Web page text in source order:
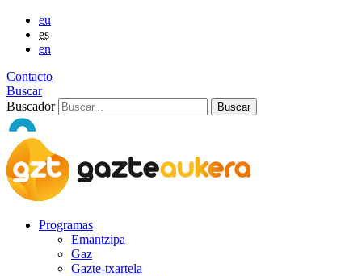
eu
es
en
Contacto
Buscar
Buscador
Programas
Emantzipa
Gaz
Gazte-txartela